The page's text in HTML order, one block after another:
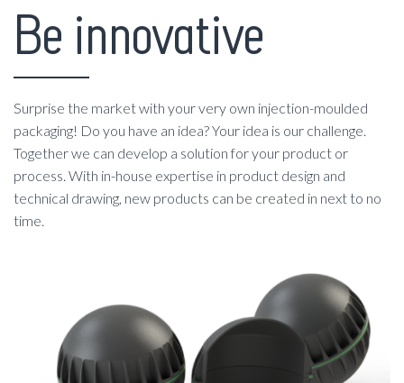
Be innovative
Surprise the market with your very own injection-moulded
packaging! Do you have an idea? Your idea is our challenge.
Together we can develop a solution for your product or
process. With in-house expertise in product design and
technical drawing, new products can be created in next to no
time.